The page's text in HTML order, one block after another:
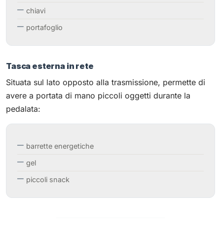
chiavi
portafoglio
Tasca esterna in rete
Situata sul lato opposto alla trasmissione, permette di
avere a portata di mano piccoli oggetti durante la
pedalata:
barrette energetiche
gel
piccoli snack